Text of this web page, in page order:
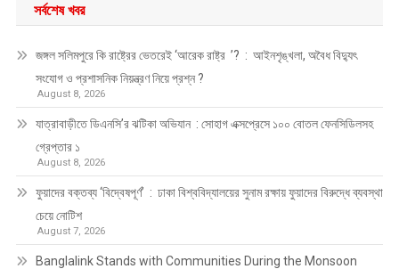
সর্বশেষ খবর
জঙ্গল সলিমপুরে কি রাষ্ট্রের ভেতরেই ‘আরেক রাষ্ট্র ’? : আইনশৃঙ্খলা, অবৈধ বিদ্যুৎ
সংযোগ ও প্রশাসনিক নিয়ন্ত্রণ নিয়ে প্রশ্ন ?
August 8, 2026
যাত্রাবাড়ীতে ডিএনসি’র ঝটিকা অভিযান : সোহাগ এক্সপ্রেসে ১০০ বোতল ফেনসিডিলসহ
গ্রেপ্তার ১
August 8, 2026
ফুয়াদের বক্তব্য ‘বিদ্বেষপূর্ণ’ : ঢাকা বিশ্ববিদ্যালয়ের সুনাম রক্ষায় ফুয়াদের বিরুদ্ধে ব্যবস্থা
চেয়ে নোটিশ
August 7, 2026
Banglalink Stands with Communities During the Monsoon